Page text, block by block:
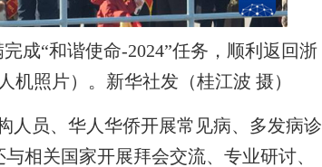
“和谐使命-2024”任务，顺利返回浙
照片）。新华社发（桂江波 摄）
员、华人华侨开展常见病、多发病诊
相关国家开展拜会交流、专业研讨、